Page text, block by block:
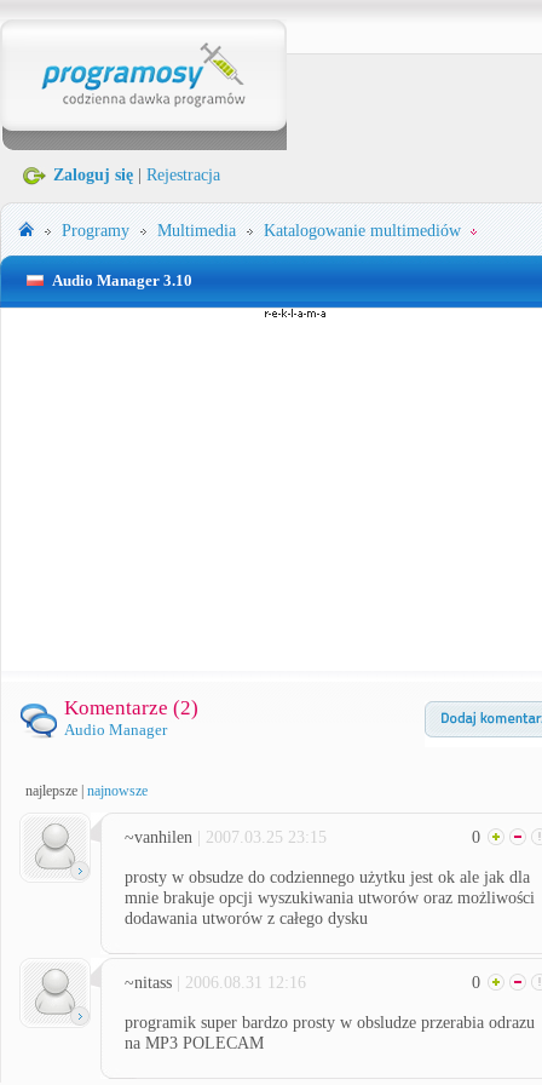
Zaloguj się Rejestracja
Programy Multimedia Katalogowanie multimediów
Audio Manager 3.10
Komentarze (2)
Audio Manager
najlepsze najnowsze
~vanhilen | 2007.03.25 23:15 0
prosty w obsudze do codziennego użytku jest ok ale jak dla
mnie brakuje opcji wyszukiwania utworów oraz możliwości
dodawania utworów z całego dysku
~nitass | 2006.08.31 12:16 0
programik super bardzo prosty w obsludze przerabia odrazu
na MP3 POLECAM